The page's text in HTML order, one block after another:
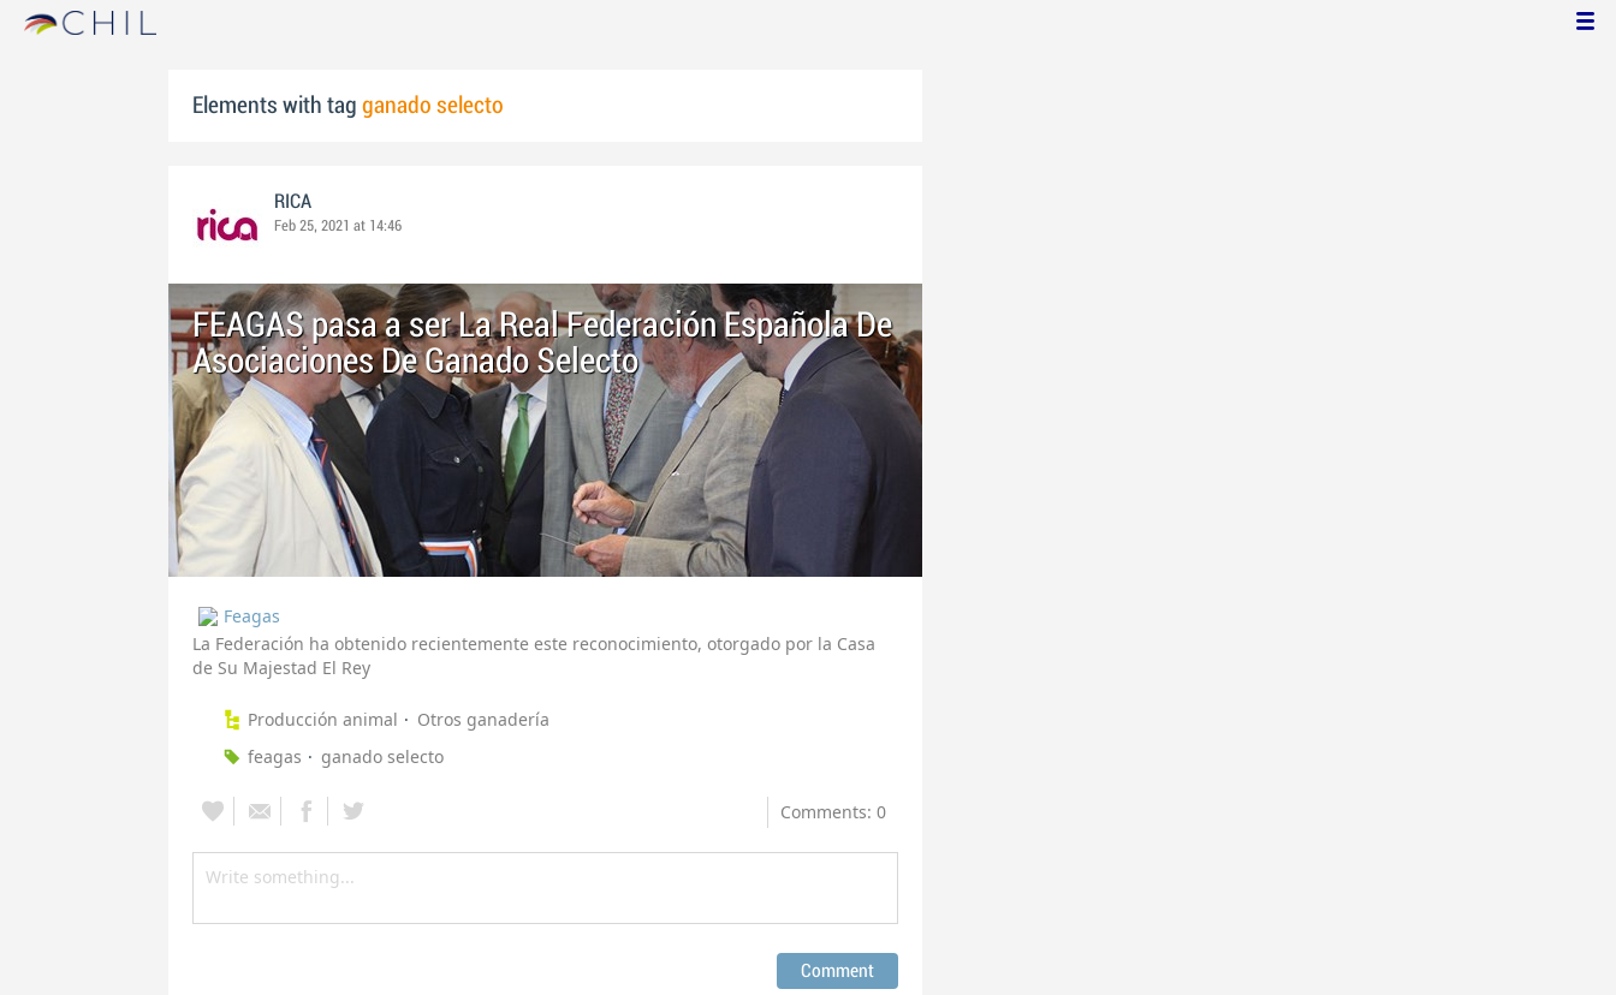
Elements with tag ganado selecto
RICA
Feb 25, 2021 at 14:46
FEAGAS pasa a ser La Real Federación Española De
Asociaciones De Ganado Selecto
Feagas
La Federación ha obtenido recientemente este reconocimiento, otorgado por la Casa
de Su Majestad El Rey
Producción animal
Otros ganadería
feagas
ganado selecto
Comments: 0